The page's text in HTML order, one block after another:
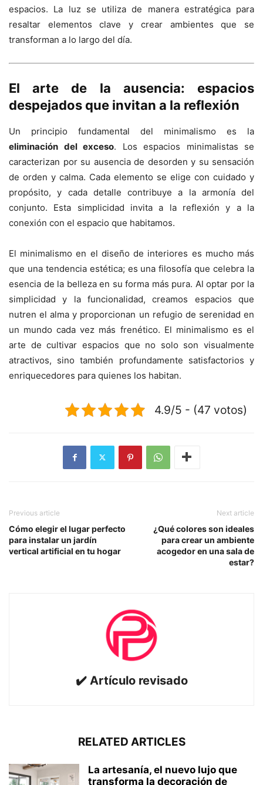
espacios. La luz se utiliza de manera estratégica para
resaltar elementos clave y crear ambientes que se
transforman a lo largo del día.
El arte de la ausencia: espacios
despejados que invitan a la reflexión
Un principio fundamental del minimalismo es la
eliminación del exceso. Los espacios minimalistas se
caracterizan por su ausencia de desorden y su sensación
de orden y calma. Cada elemento se elige con cuidado y
propósito, y cada detalle contribuye a la armonía del
conjunto. Esta simplicidad invita a la reflexión y a la
conexión con el espacio que habitamos.
El minimalismo en el diseño de interiores es mucho más
que una tendencia estética; es una filosofía que celebra la
esencia de la belleza en su forma más pura. Al optar por la
simplicidad y la funcionalidad, creamos espacios que
nutren el alma y proporcionan un refugio de serenidad en
un mundo cada vez más frenético. El minimalismo es el
arte de cultivar espacios que no solo son visualmente
atractivos, sino también profundamente satisfactorios y
enriquecedores para quienes los habitan.
4.9/5 - (47 votos)
Previous article
Cómo elegir el lugar perfecto
para instalar un jardín
vertical artificial en tu hogar
Next article
¿Qué colores son ideales
para crear un ambiente
acogedor en una sala de
estar?
✔️ Artículo revisado
RELATED ARTICLES
La artesanía, el nuevo lujo que
transforma la decoración de